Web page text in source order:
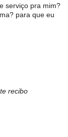
serviço pra mim?
para que eu
recibo